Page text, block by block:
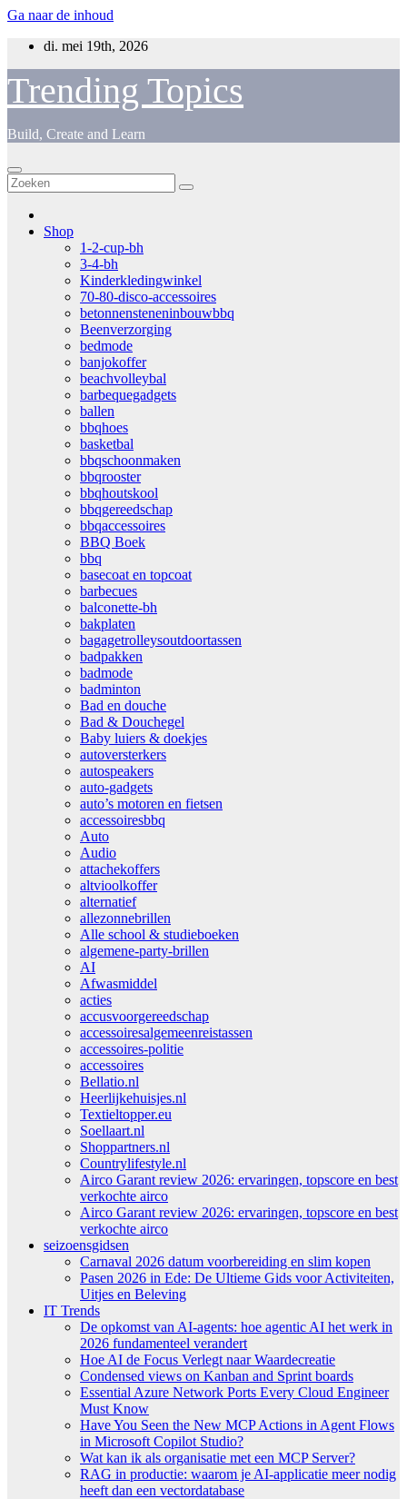
Ga naar de inhoud
di. mei 19th, 2026
Trending Topics
Build, Create and Learn
Shop
1-2-cup-bh
3-4-bh
Kinderkledingwinkel
70-80-disco-accessoires
betonnensteneninbouwbbq
Beenverzorging
bedmode
banjokoffer
beachvolleybal
barbequegadgets
ballen
bbqhoes
basketbal
bbqschoonmaken
bbqrooster
bbqhoutskool
bbqgereedschap
bbqaccessoires
BBQ Boek
bbq
basecoat en topcoat
barbecues
balconette-bh
bakplaten
bagagetrolleysoutdoortassen
badpakken
badmode
badminton
Bad en douche
Bad & Douchegel
Baby luiers & doekjes
autoversterkers
autospeakers
auto-gadgets
auto’s motoren en fietsen
accessoiresbbq
Auto
Audio
attachekoffers
altvioolkoffer
alternatief
allezonnebrillen
Alle school & studieboeken
algemene-party-brillen
AI
Afwasmiddel
acties
accusvoorgereedschap
accessoiresalgemeenreistassen
accessoires-politie
accessoires
Bellatio.nl
Heerlijkehuisjes.nl
Textieltopper.eu
Soellaart.nl
Shoppartners.nl
Countrylifestyle.nl
Airco Garant review 2026: ervaringen, topscore en best
verkochte airco
Airco Garant review 2026: ervaringen, topscore en best
verkochte airco
seizoensgidsen
Carnaval 2026 datum voorbereiding en slim kopen
Pasen 2026 in Ede: De Ultieme Gids voor Activiteiten,
Uitjes en Beleving
IT Trends
De opkomst van AI-agents: hoe agentic AI het werk in
2026 fundamenteel verandert
Hoe AI de Focus Verlegt naar Waardecreatie
Condensed views on Kanban and Sprint boards
Essential Azure Network Ports Every Cloud Engineer
Must Know
Have You Seen the New MCP Actions in Agent Flows
in Microsoft Copilot Studio?
Wat kan ik als organisatie met een MCP Server?
RAG in productie: waarom je AI-applicatie meer nodig
heeft dan een vectordatabase